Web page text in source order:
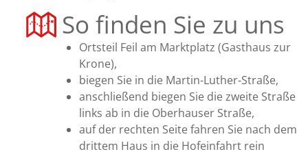
So finden Sie zu uns
Ortsteil Feil am Marktplatz (Gasthaus zur
Krone),
biegen Sie in die Martin-Luther-Straße,
anschließend biegen Sie die zweite Straße
links ab in die Oberhauser Straße,
auf der rechten Seite fahren Sie nach dem
drittem Haus in die Hofeinfahrt rein